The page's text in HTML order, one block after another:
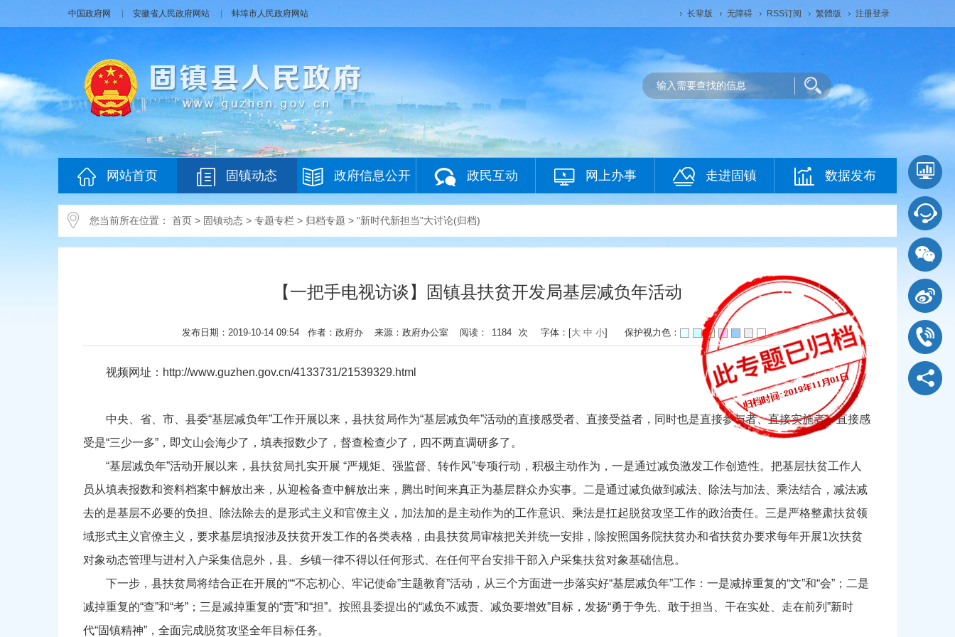
中国政府网 安徽省人民政府网站 蚌埠市人民政府网站 长辈版 无障碍 RSS订阅 繁體版 注册登录
网站首页 固镇动态 政府信息公开 政民互动 网上办事 走进固镇 数据发布
您当前所在位置： 首页 > 固镇动态 > 专题专栏 > 归档专题 > "新时代新担当"大讨论(归档)
【一把手电视访谈】固镇县扶贫开发局基层减负年活动
发布日期：2019-10-14 09:54 作者：政府办 来源：政府办公室 阅读： 1184 次 字体：[大 中 小] 保护视力色：
视频网址：http://www.guzhen.gov.cn/4133731/21539329.html
中央、省、市、县委“基层减负年”工作开展以来，县扶贫局作为“基层减负年”活动的直接感受者、直接受益者，同时也是直接参与者、直接实施者，直接感
受是“三少一多”，即文山会海少了，填表报数少了，督查检查少了，四不两直调研多了。
“基层减负年”活动开展以来，县扶贫局扎实开展 “严规矩、强监督、转作风”专项行动，积极主动作为，一是通过减负激发工作创造性。把基层扶贫工作人
员从填表报数和资料档案中解放出来，从迎检备查中解放出来，腾出时间来真正为基层群众办实事。二是通过减负做到减法、除法与加法、乘法结合，减法减
去的是基层不必要的负担、除法除去的是形式主义和官僚主义，加法加的是主动作为的工作意识、乘法是扛起脱贫攻坚工作的政治责任。三是严格整肃扶贫领
域形式主义官僚主义，要求基层填报涉及扶贫开发工作的各类表格，由县扶贫局审核把关并统一安排，除按照国务院扶贫办和省扶贫办要求每年开展1次扶贫
对象动态管理与进村入户采集信息外，县、乡镇一律不得以任何形式、在任何平台安排干部入户采集扶贫对象基础信息。
下一步，县扶贫局将结合正在开展的““不忘初心、牢记使命”主题教育”活动，从三个方面进一步落实好“基层减负年”工作：一是减掉重复的“文”和“会”；二是
减掉重复的“查”和“考”；三是减掉重复的“责”和“担”。按照县委提出的“减负不减责、减负要增效”目标，发扬“勇于争先、敢于担当、干在实处、走在前列”新时
代“固镇精神”，全面完成脱贫攻坚全年目标任务。